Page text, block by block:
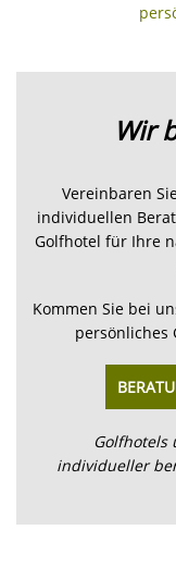
Wir
Vereinbaren
individuellen
Golfhotel für Ihre
Kommen Sie bei
persönliches
Golfhotels
individueller